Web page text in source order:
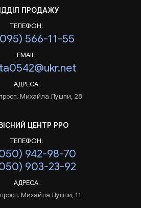
ПРОДАЖУ
ТЕЛЕФОН:
566-11-55
EMAIL:
АДРЕСА:
Михайла Лушпи, 28
ЦЕНТР РРО
ТЕЛЕФОН:
942-98-70
903-23-92
АДРЕСА:
Михайла Лушпи, 11